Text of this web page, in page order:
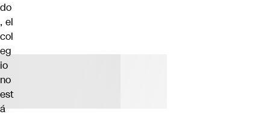
do
, el
col
eg
io
no
est
á